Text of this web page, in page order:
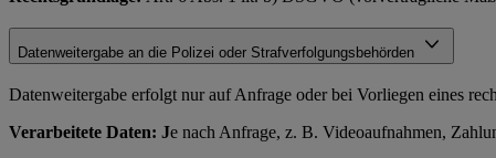
Datenweitergabe an die Polizei oder Strafverfolgungsbehörden
Datenweitergabe erfolgt nur auf Anfrage oder bei Vorliegen eines
Verarbeitete Daten: Je nach Anfrage, z. B. Videoaufnahmen,